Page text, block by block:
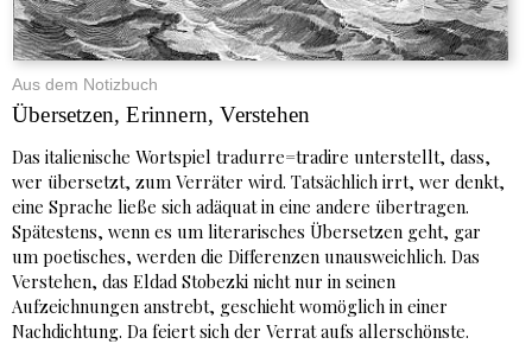
Aus dem Notizbuch
Übersetzen, Erinnern, Verstehen
Das italienische Wortspiel tradurre=tradire unterstellt, dass,
wer übersetzt, zum Verräter wird. Tatsächlich irrt, wer denkt,
eine Sprache ließe sich adäquat in eine andere übertragen.
Spätestens, wenn es um literarisches Übersetzen geht, gar
um poetisches, werden die Differenzen unausweichlich. Das
Verstehen, das Eldad Stobezki nicht nur in seinen
Aufzeichnungen anstrebt, geschieht womöglich in einer
Nachdichtung. Da feiert sich der Verrat aufs allerschönste.